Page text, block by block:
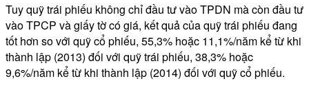
Tuy quỹ trái phiếu không chỉ đầu tư vào TPDN mà còn đầu tư
vào TPCP và giấy tờ có giá, kết quả của quỹ trái phiếu đang
tốt hơn so với quỹ cổ phiếu, 55,3% hoặc 11,1%/năm kể từ khi
thành lập (2013) đối với quỹ trái phiếu, 38,3% hoặc
9,6%/năm kể từ khi thành lập (2014) đối với quỹ cổ phiếu.